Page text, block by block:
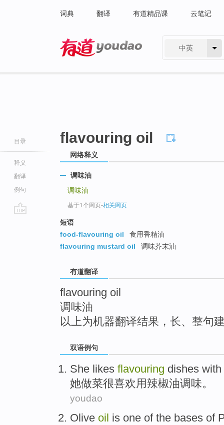
词典 翻译 有道精品课 云笔记
中英
目录
释义
翻译
例句
flavouring oil
网络释义
调味油
调味油
基于1个网页-相关网页
短语
food-flavouring oil
食用香精油
flavouring mustard oil
调味芥末油
有道翻译
flavouring oil
调味油
以上为机器翻译结果，长、整句
双语例句
She likes flavouring dishes with
她做菜很喜欢用 辣椒油调味。
youdao
Olive oil is one ofthe bases of